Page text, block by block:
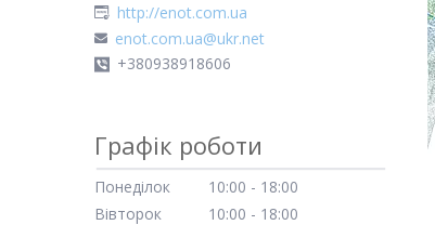
http://enot.com.ua
enot.com.ua@ukr.net
+380938918606
Графік роботи
Понеділок 10:00
18:00
Вівторок
10:00
18:00